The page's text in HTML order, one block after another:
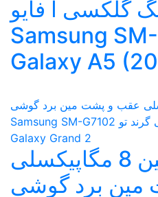
گلکسی آ فایو
Samsung
Galaxy A5
ماژول دوربین 8 مگاپیکسلی
برد گوشی